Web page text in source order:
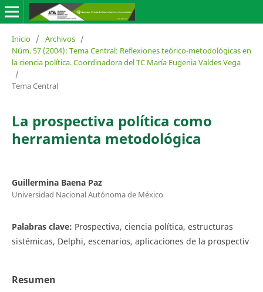
Inicio / Archivos /
Núm. 57 (2004): Tema Central: Reflexiones teórico-metodológicas en
la ciencia política. Coordinadora del TC María Eugenia Valdes Vega
/
Tema Central
La prospectiva política como
herramienta metodológica
Guillermina Baena Paz
Universidad Nacional Autónoma de México
Palabras clave: Prospectiva, ciencia política, estructuras
sistémicas, Delphi, escenarios, aplicaciones de la prospectiv
Resumen